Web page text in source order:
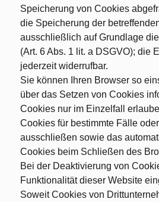
Speicherung von Cookies
die Speicherung der
ausschließlich auf Grundlage
(Art. 6 Abs. 1 lit. a DSGVO); die
jederzeit widerrufbar.
Sie können Ihren Browser so
über das Setzen von Cookies
Cookies nur im Einzelfall
Cookies für bestimmte Fälle oder
ausschließen sowie das
Cookies beim Schließen des
Bei der Deaktivierung von
Funktionalität dieser Website
Soweit Cookies von